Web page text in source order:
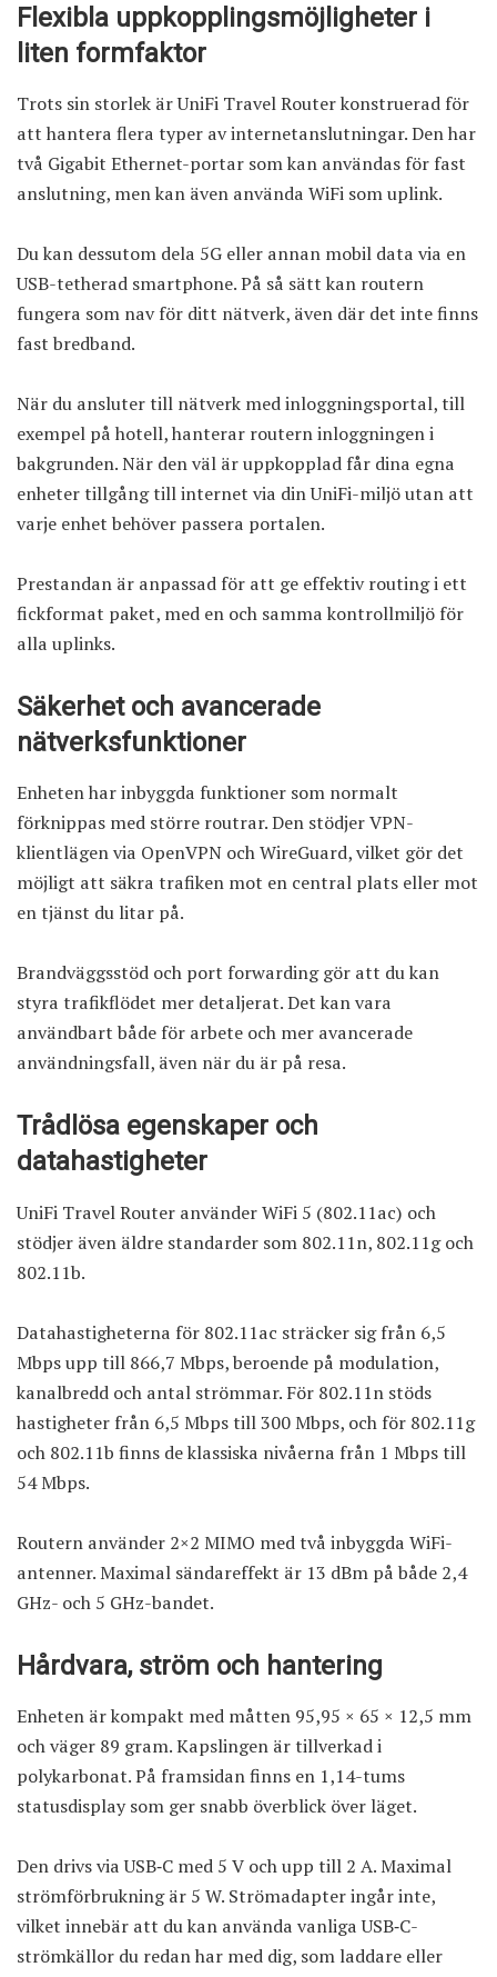
Flexibla uppkopplingsmöjligheter i
liten formfaktor
Trots sin storlek är UniFi Travel Router konstruerad för
att hantera flera typer av internetanslutningar. Den har
två Gigabit Ethernet-portar som kan användas för fast
anslutning, men kan även använda WiFi som uplink.
Du kan dessutom dela 5G eller annan mobil data via en
USB-tetherad smartphone. På så sätt kan routern
fungera som nav för ditt nätverk, även där det inte finns
fast bredband.
När du ansluter till nätverk med inloggningsportal, till
exempel på hotell, hanterar routern inloggningen i
bakgrunden. När den väl är uppkopplad får dina egna
enheter tillgång till internet via din UniFi-miljö utan att
varje enhet behöver passera portalen.
Prestandan är anpassad för att ge effektiv routing i ett
fickformat paket, med en och samma kontrollmiljö för
alla uplinks.
Säkerhet och avancerade
nätverksfunktioner
Enheten har inbyggda funktioner som normalt
förknippas med större routrar. Den stödjer VPN-
klientlägen via OpenVPN och WireGuard, vilket gör det
möjligt att säkra trafiken mot en central plats eller mot
en tjänst du litar på.
Brandväggsstöd och port forwarding gör att du kan
styra trafikflödet mer detaljerat. Det kan vara
användbart både för arbete och mer avancerade
användningsfall, även när du är på resa.
Trådlösa egenskaper och
datahastigheter
UniFi Travel Router använder WiFi 5 (802.11ac) och
stödjer även äldre standarder som 802.11n, 802.11g och
802.11b.
Datahastigheterna för 802.11ac sträcker sig från 6,5
Mbps upp till 866,7 Mbps, beroende på modulation,
kanalbredd och antal strömmar. För 802.11n stöds
hastigheter från 6,5 Mbps till 300 Mbps, och för 802.11g
och 802.11b finns de klassiska nivåerna från 1 Mbps till
54 Mbps.
Routern använder 2×2 MIMO med två inbyggda WiFi-
antenner. Maximal sändareffekt är 13 dBm på både 2,4
GHz- och 5 GHz-bandet.
Hårdvara, ström och hantering
Enheten är kompakt med måtten 95,95 × 65 × 12,5 mm
och väger 89 gram. Kapslingen är tillverkad i
polykarbonat. På framsidan finns en 1,14-tums
statusdisplay som ger snabb överblick över läget.
Den drivs via USB‑C med 5 V och upp till 2 A. Maximal
strömförbrukning är 5 W. Strömadapter ingår inte,
vilket innebär att du kan använda vanliga USB‑C-
strömkällor du redan har med dig, som laddare eller